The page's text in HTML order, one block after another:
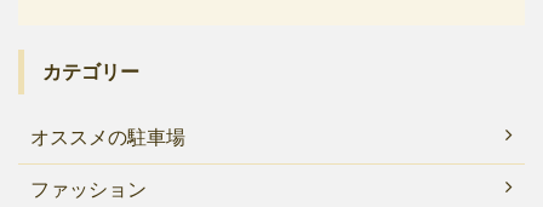
カテゴリー
オススメの駐車場
ファッション